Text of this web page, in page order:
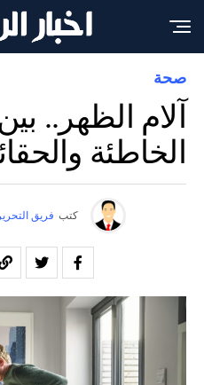
صحة
آلام الظهر..
الخاطئة
كتب فريق التحرير